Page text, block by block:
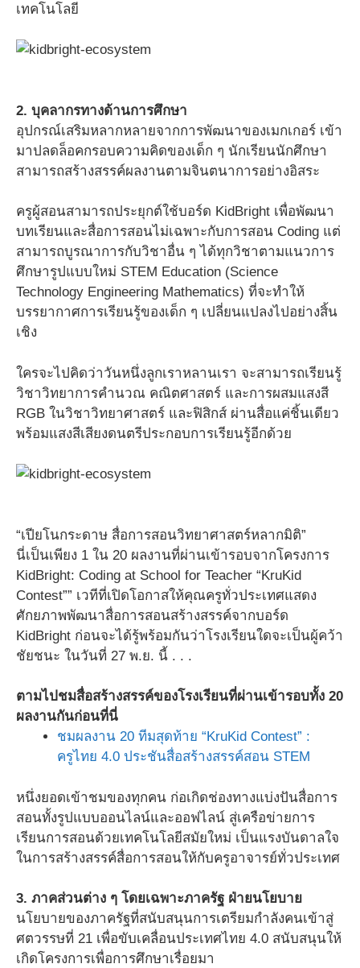
เทคโนโลยี
2. บุคลากรทางด้านการศึกษา
อุปกรณ์เสริมหลากหลายจากการพัฒนาของเมกเกอร์ เข้า
มาปลดล็อคกรอบความคิดของเด็ก ๆ นักเรียนนักศึกษา
สามารถสร้างสรรค์ผลงานตามจินตนาการอย่างอิสระ
ครูผู้สอนสามารถประยุกต์ใช้บอร์ด KidBright เพื่อพัฒนา
บทเรียนและสื่อการสอนไม่เฉพาะกับการสอน Coding แต่
สามารถบูรณาการกับวิชาอื่น ๆ ได้ทุกวิชาตามแนวการ
ศึกษารูปแบบใหม่ STEM Education (Science
Technology Engineering Mathematics) ที่จะทำให้
บรรยากาศการเรียนรู้ของเด็ก ๆ เปลี่ยนแปลงไปอย่างสิ้น
เชิง
ใครจะไปคิดว่าวันหนึ่งลูกเราหลานเรา จะสามารถเรียนรู้
วิชาวิทยาการคำนวณ คณิตศาสตร์ และการผสมแสงสี
RGB ในวิชาวิทยาศาสตร์ และฟิสิกส์ ผ่านสื่อแค่ชิ้นเดียว
พร้อมแสงสีเสียงดนตรีประกอบการเรียนรู้อีกด้วย
“เปียโนกระดาษ สื่อการสอนวิทยาศาสตร์หลากมิติ”
นี่เป็นเพียง 1 ใน 20 ผลงานที่ผ่านเข้ารอบจากโครงการ
KidBright: Coding at School for Teacher “KruKid
Contest”” เวทีที่เปิดโอกาสให้คุณครูทั่วประเทศแสดง
ศักยภาพพัฒนาสื่อการสอนสร้างสรรค์จากบอร์ด
KidBright ก่อนจะได้รู้พร้อมกันว่าโรงเรียนใดจะเป็นผู้คว้า
ชัยชนะ ในวันที่ 27 พ.ย. นี้ . . .
ตามไปชมสื่อสร้างสรรค์ของโรงเรียนที่ผ่านเข้ารอบทั้ง 20
ผลงานกันก่อนที่นี่
ชมผลงาน 20 ทีมสุดท้าย “KruKid Contest” :
ครูไทย 4.0 ประชันสื่อสร้างสรรค์สอน STEM
หนึ่งยอดเข้าชมของทุกคน ก่อเกิดช่องทางแบ่งปันสื่อการ
สอนทั้งรูปแบบออนไลน์และออฟไลน์ สู่เครือข่ายการ
เรียนการสอนด้วยเทคโนโลยีสมัยใหม่ เป็นแรงบันดาลใจ
ในการสร้างสรรค์สื่อการสอนให้กับครูอาจารย์ทั่วประเทศ
3. ภาคส่วนต่าง ๆ โดยเฉพาะภาครัฐ ฝ่ายนโยบาย
นโยบายของภาครัฐที่สนับสนุนการเตรียมกำลังคนเข้าสู่
ศตวรรษที่ 21 เพื่อขับเคลื่อนประเทศไทย 4.0 สนับสนุนให้
เกิดโครงการเพื่อการศึกษาเรื่อยมา